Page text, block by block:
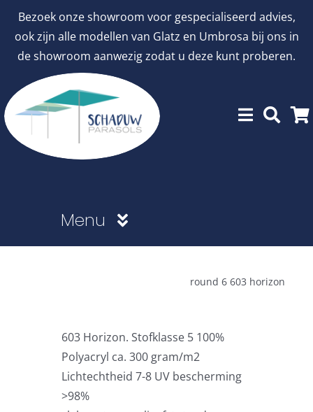
Bezoek onze showroom voor gespecialiseerd advies,
ook zijn alle modellen van Glatz en Umbrosa bij ons in
de showroom aanwezig zodat u deze kunt proberen.
inhoud
Menu
Zweefparasols
round 6 603 horizon
603 Horizon. Stofklasse 5 100%
Polyacryl ca. 300 gram/m2
Lichtechtheid 7-8 UV bescherming
>98%